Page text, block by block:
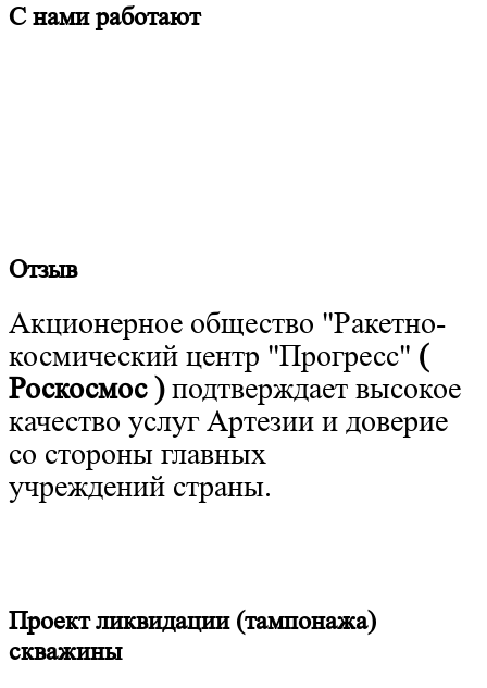
С нами работают
Отзыв
Акционерное общество "Ракетно-
космический центр "Прогресс" (
Роскосмос )подтверждает высокое
качество услуг Артезии и доверие
со стороны главных
учреждений страны.
Проект ликвидации (тампонажа)
скважины